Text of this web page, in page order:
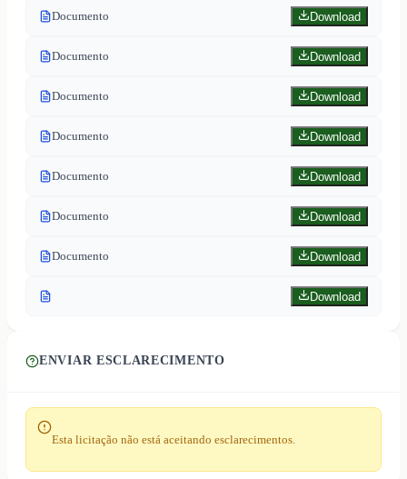
Documento Download
Documento Download
Documento Download
Documento Download
Documento Download
Documento Download
Documento Download
Download
ENVIAR ESCLARECIMENTO
Esta licitação não está aceitando esclarecimentos.